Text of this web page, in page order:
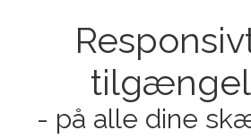
- på alle dine